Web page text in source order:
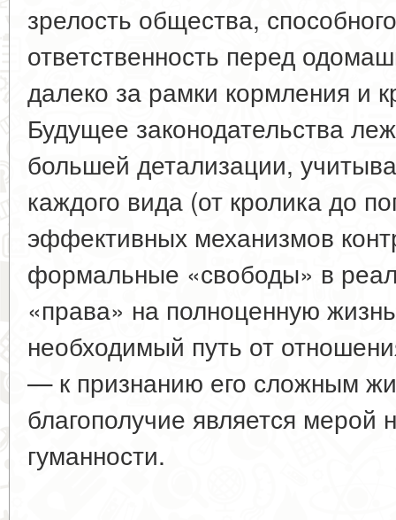
зрелость общества,
ответственность перед
далеко за рамки кормления и
Будущее законодательства
большей детализации,
каждого вида (от кролика до
эффективных механизмов
формальные «свободы» в
«права» на полноценную
необходимый путь от
— к признанию его сложным
благополучие является мерой
гуманности.